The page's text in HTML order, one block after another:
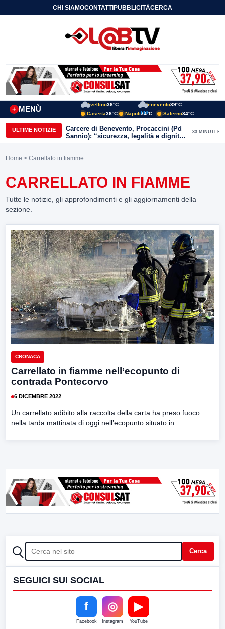
CHI SIAMOCONTATTIPUBBLICITÀCERCA
MENÙ
+
Avellino36°C Benevento39°C
Caserta36°C Napoli34°C Salerno34°C
ULTIME NOTIZIE
Carcere di Benevento, Procaccini (Pd
Sannio): “sicurezza, legalità e dignità
devono camminare insieme”
33 MINUTI FA
Home > Carrellato in fiamme
CARRELLATO IN FIAMME
Tutte le notizie, gli approfondimenti e gli aggiornamenti della
sezione.
CRONACA
Carrellato in fiamme nell’ecopunto di
contrada Pontecorvo
6 DICEMBRE 2022
Un carrellato adibito alla raccolta della carta ha preso fuoco
nella tarda mattinata di oggi nell’ecopunto situato in...
CERCA Cerca
SEGUICI SUI SOCIAL
f
Facebook
◎
Instagram
▶
YouTube